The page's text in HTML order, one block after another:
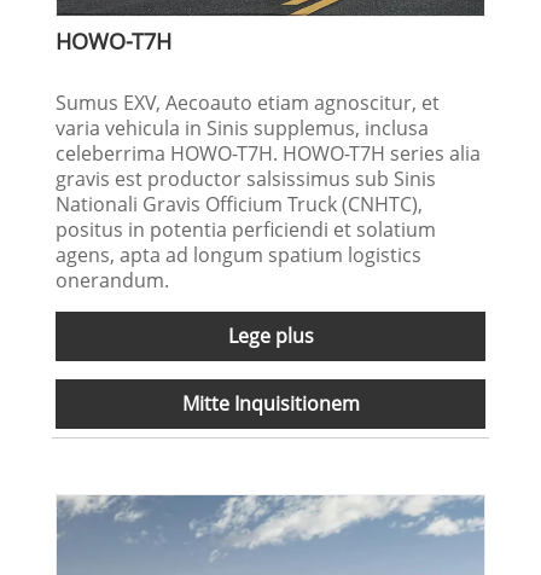
HOWO-T7H
Sumus EXV, Aecoauto etiam agnoscitur, et
varia vehicula in Sinis supplemus, inclusa
celeberrima HOWO-T7H. HOWO-T7H series alia
gravis est productor salsissimus sub Sinis
Nationali Gravis Officium Truck (CNHTC),
positus in potentia perficiendi et solatium
agens, apta ad longum spatium logistics
onerandum.
Lege plus
Mitte Inquisitionem